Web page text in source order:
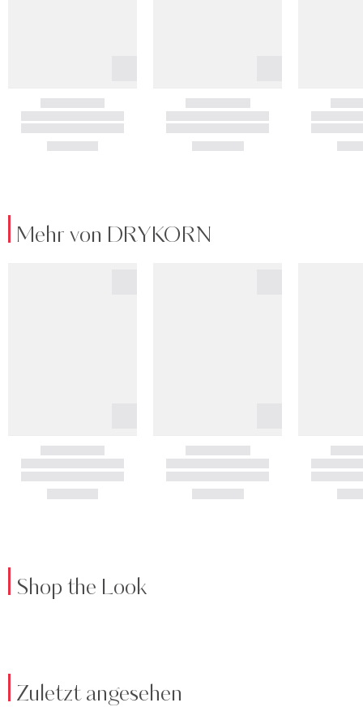
Mehr von DRYKORN
Shop the Look
Zuletzt angesehen